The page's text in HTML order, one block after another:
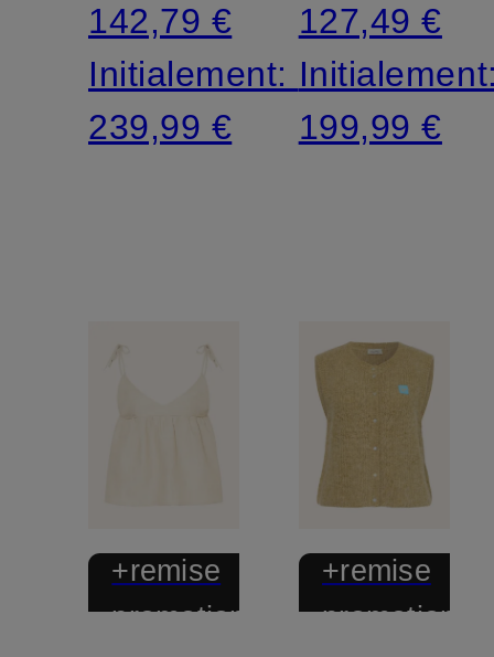
142,79 €
Initialement:
239,99 €
127,49 €
199,99 €
+remise
promotionnelle
+remise